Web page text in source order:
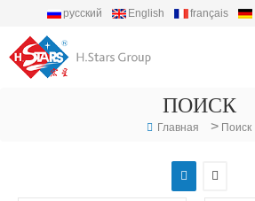
русский English français
ПОИСК
Главная > Поиск